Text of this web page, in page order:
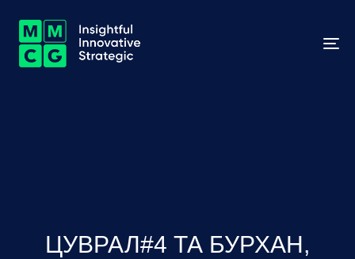
ЦУВРАЛ#4 ТА БУРХАН,